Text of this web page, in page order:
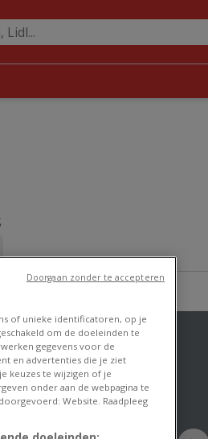
Anvers
of unieke identificatoren, op je
om de doeleinden te
gegevens voor de
en advertenties die je ziet
keuzes te wijzigen of je
onder aan de webpagina te
Website. Raadpleeg
Doorgaan zonder te accepteren